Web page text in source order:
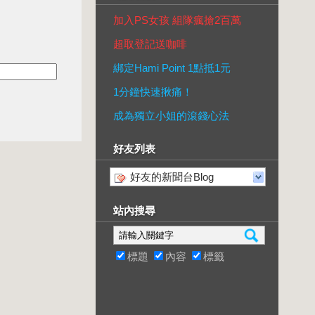
加入PS女孩 組隊瘋搶2百萬
超取登記送咖啡
綁定Hami Point 1點抵1元
1分鐘快速揪痛！
成為獨立小姐的滾錢心法
好友列表
好友的新聞台Blog
站內搜尋
標題 內容 標籤